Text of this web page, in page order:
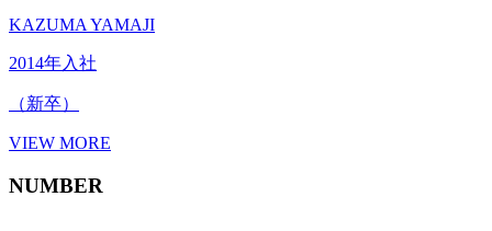
KAZUMA YAMAJI
2014年入社
（新卒）
VIEW MORE
NUMBER